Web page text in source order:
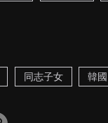
同志子女 韓國